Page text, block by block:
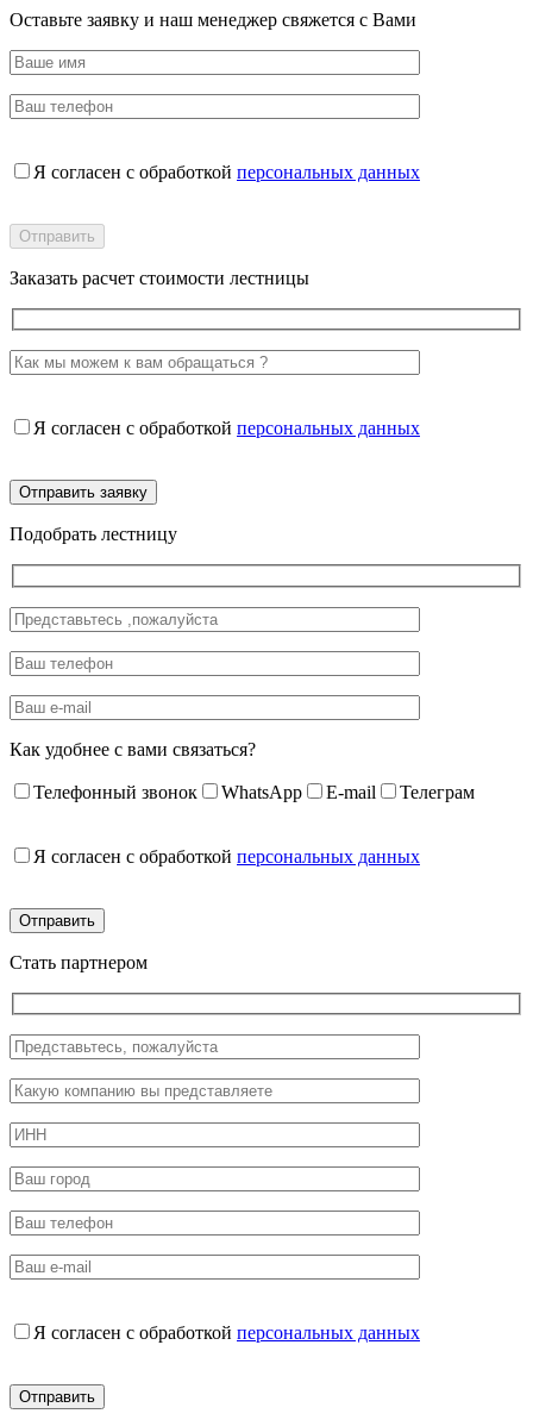
Оставьте заявку и наш менеджер свяжется с Вами
Я согласен с обработкой персональных данных
Заказать расчет стоимости лестницы
Я согласен с обработкой персональных данных
Подобрать лестницу
Как удобнее с вами связаться?
Телефонный звонок WhatsApp E-mail Телеграм
Я согласен с обработкой персональных данных
Стать партнером
Я согласен с обработкой персональных данных